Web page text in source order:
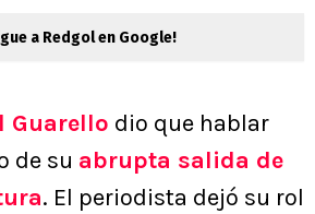
a Redgol en Google!
Guarello dio que hablar
de su abrupta salida de
. El periodista dejó su rol